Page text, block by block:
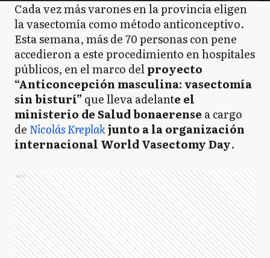
Cada vez más varones en la provincia eligen
la vasectomía como método anticonceptivo.
Esta semana, más de 70 personas con pene
accedieron a este procedimiento en hospitales
públicos, en el marco delproyecto
“Anticoncepción masculina: vasectomía
sin bisturí” que lleva adelante el
ministerio de Salud bonaerense a cargo
de Nicolás Kreplakjunto a la organización
internacional World Vasectomy Day.
Ads